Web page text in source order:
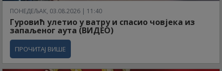
ПОНЕДЕЉАК, 03.08.2026 | 11:40
Гуровић улетио у ватру и спасио човјека из
запаљеног аута (ВИДЕО)
ПРОЧИТАЈ ВИШЕ